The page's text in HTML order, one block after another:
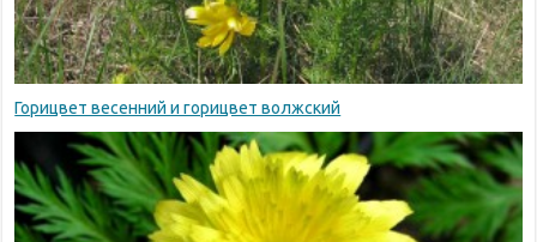
Горицвет весенний и горицвет волжский